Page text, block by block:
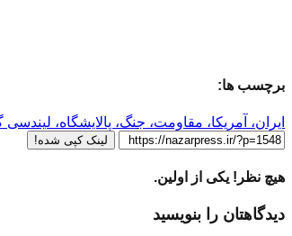
برچسب ها:
ایران، آمریکا، مقاومت، جنگ، پالایشگاه، لیندسی
لینک کپی شده!
هیچ نظر! یکی از اولین.
دیدگاهتان را بنویسید